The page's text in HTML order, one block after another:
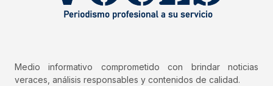
Medio informativo comprometido con brindar noticias
veraces, análisis responsables y contenidos de calidad.